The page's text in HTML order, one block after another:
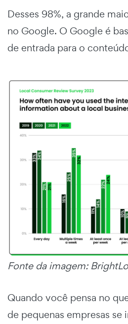
Desses 98%, a grande
no Google. O Google é
de entrada para o
Fonte da imagem:
Quando você pensa no
de pequenas empresas se